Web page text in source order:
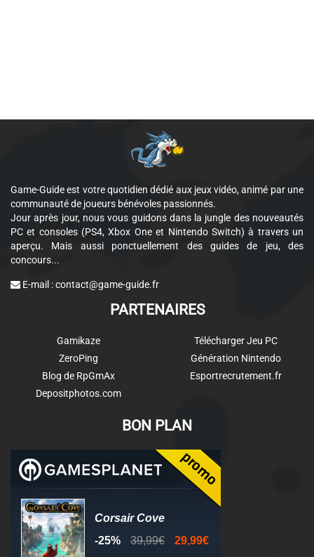
Game-Guide est votre quotidien dédié aux jeux vidéo, animé par une
communauté de joueurs bénévoles passionnés.
Jour après jour, nous vous guidons dans la jungle des nouveautés
PC et consoles (PS4, Xbox One et Nintendo Switch) à travers un
aperçu. Mais aussi ponctuellement des guides de jeu, des
concours...
E-mail :contact@game-guide.fr
PARTENAIRES
Gamikaze
ZeroPing
Blog de RpGmAx
Depositphotos.com
Télécharger Jeu PC
Génération Nintendo
Esportrecrutement.fr
BON PLAN